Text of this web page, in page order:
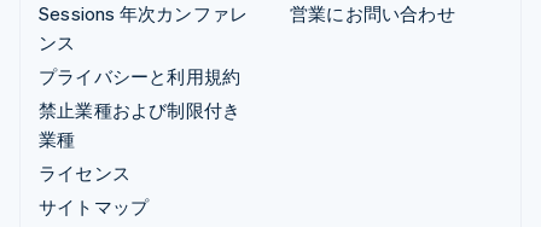
Sessions 年次カンファレ
ンス
プライバシーと利用規約
禁止業種および制限付き
業種
ライセンス
サイトマップ
営業にお問い合わせ